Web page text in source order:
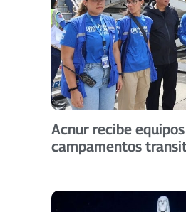
Acnur recibe
campamentos